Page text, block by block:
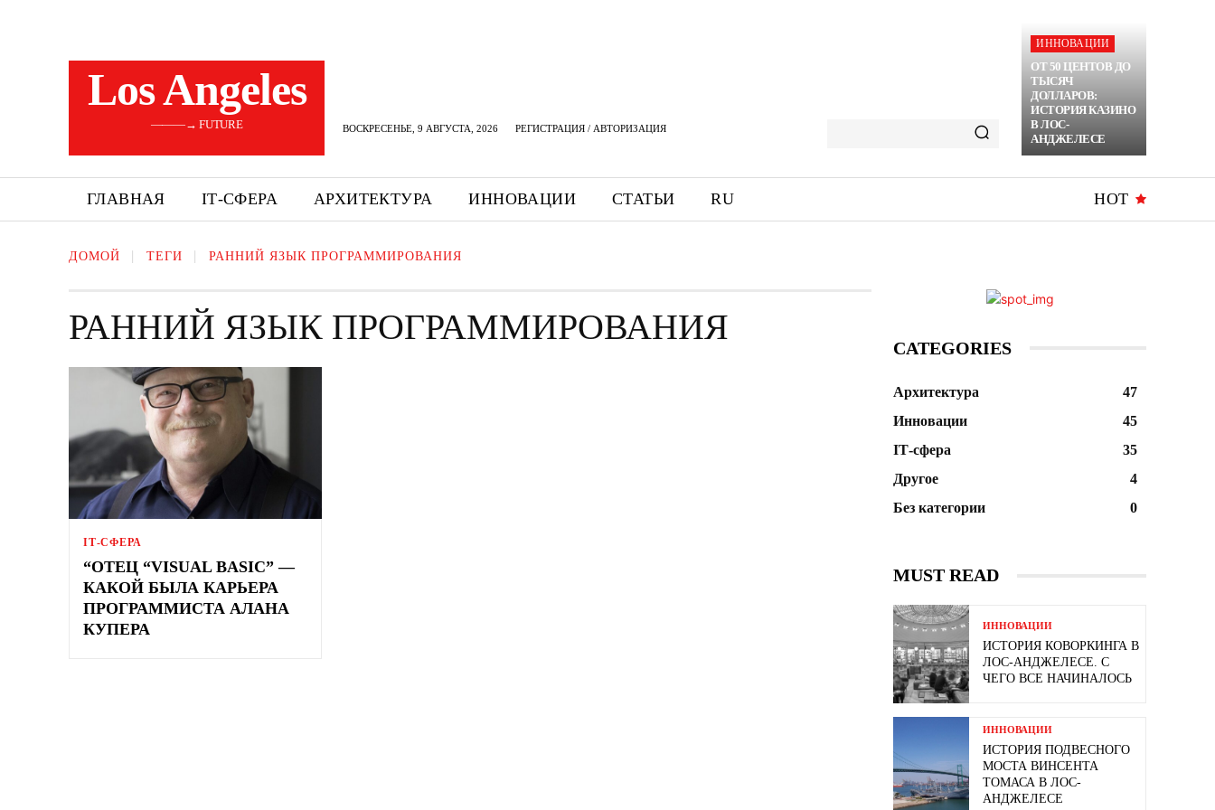
Los Angeles
———→ FUTURE ВОСКРЕСЕНЬЕ, 9 АВГУСТА, 2026 РЕГИСТРАЦИЯ / АВТОРИЗАЦИЯ
ИННОВАЦИИ
ОТ 50 ЦЕНТОВ ДО
ТЫСЯЧ
ДОЛЛАРОВ:
ИСТОРИЯ КАЗИНО
В ЛОС-
АНДЖЕЛЕСЕ
ГЛАВНАЯ ІТ-СФЕРА АРХИТЕКТУРА ИННОВАЦИИ СТАТЬИ RU HOT
ДОМОЙ ТЕГИ РАННИЙ ЯЗЫК ПРОГРАММИРОВАНИЯ
РАННИЙ ЯЗЫК ПРОГРАММИРОВАНИЯ
ІТ-СФЕРА
“ОТЕЦ “VISUAL BASIC” —
КАКОЙ БЫЛА КАРЬЕРА
ПРОГРАММИСТА АЛАНА
КУПЕРА
CATEGORIES
Архитектура
47
Инновации
45
ІТ-сфера
35
Другое
4
Без категории
0
MUST READ
ИННОВАЦИИ
ИСТОРИЯ КОВОРКИНГА В
ЛОС-АНДЖЕЛЕСЕ. С
ЧЕГО ВСЕ НАЧИНАЛОСЬ
ИННОВАЦИИ
ИСТОРИЯ ПОДВЕСНОГО
МОСТА ВИНСЕНТА
ТОМАСА В ЛОС-
АНДЖЕЛЕСЕ